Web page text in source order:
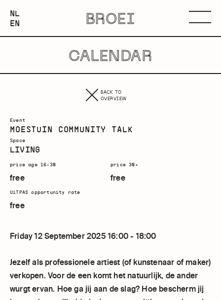
NEDERLANDS
NL
ENGLISH
EN BROEI
CALENDAR
BACK TO
OVERVIEW
Event
MOESTUIN COMMUNITY TALK
Space
LIVING
price age 16-30
free
price 30+
free
UiTPAS opportunity rate
free
Friday 12 September 2025 16:00 - 18:00
Jezelf als professionele artiest (of kunstenaar of maker)
verkopen. Voor de een komt het natuurlijk, de ander
wurgt ervan. Hoe ga jij aan de slag? Hoe bescherm jij